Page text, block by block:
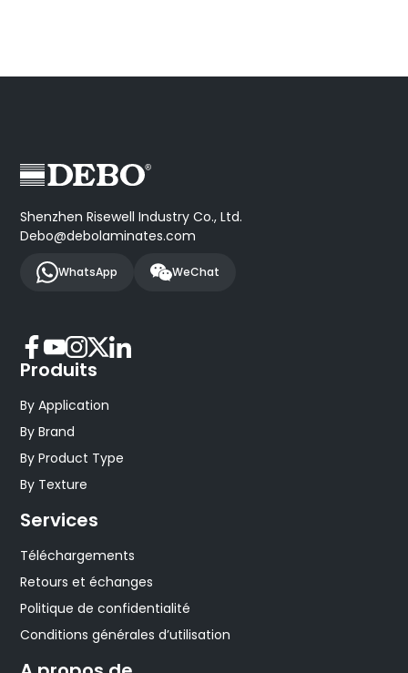
Shenzhen Risewell Industry Co., Ltd.
Debo@debolaminates.com
WhatsApp WeChat
Produits
By Application
By Brand
By Product Type
By Texture
Services
Téléchargements
Retours et échanges
Politique de confidentialité
Conditions générales d’utilisation